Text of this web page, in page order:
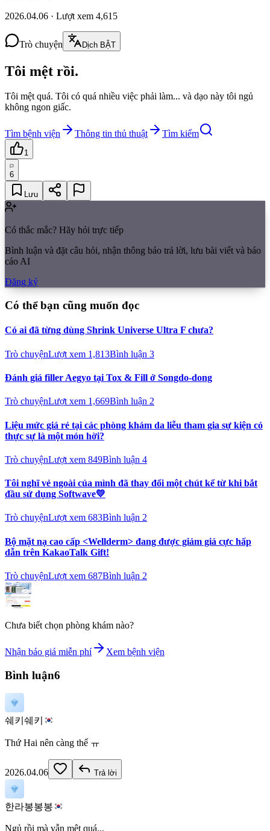
2026.04.06 · Lượt xem 4,615
Trò chuyện Dịch BẬT
Tôi mệt rồi.
Tôi mệt quá. Tôi có quá nhiều việc phải làm... và dạo này tôi ngủ
không ngon giấc.
Tìm bệnh viện Thông tin thủ thuật Tìm kiếm
1
6
Lưu
Có thắc mắc? Hãy hỏi trực tiếp
Bình luận và đặt câu hỏi, nhận thông báo trả lời, lưu bài viết và báo
cáo AI
Đăng ký
Có thể bạn cũng muốn đọc
Có ai đã từng dùng Shrink Universe Ultra F chưa?
Trò chuyệnLượt xem 1,813Bình luận 3
Đánh giá filler Aegyo tại Tox & Fill ở Songdo-dong
Trò chuyệnLượt xem 1,669Bình luận 2
Liệu mức giá rẻ tại các phòng khám da liễu tham gia sự kiện có
thực sự là một món hời?
Trò chuyệnLượt xem 849Bình luận 4
Tôi nghĩ vẻ ngoài của mình đã thay đổi một chút kể từ khi bắt
đầu sử dụng Softwave💛
Trò chuyệnLượt xem 683Bình luận 2
Bộ mặt nạ cao cấp <Wellderm> đang được giảm giá cực hấp
dẫn trên KakaoTalk Gift!
Trò chuyệnLượt xem 687Bình luận 2
Chưa biết chọn phòng khám nào?
Nhận báo giá miễn phí Xem bệnh viện
Bình luận6
쉐키쉐키
Thứ Hai nên càng thế ㅠ
2026.04.06 Trả lời
한라봉봉봉
Ngủ rồi mà vẫn mệt quá...